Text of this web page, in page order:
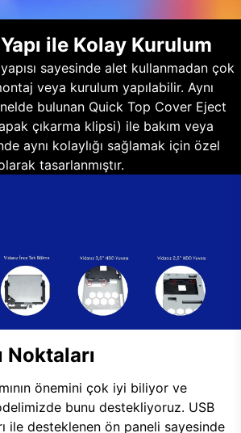
ile Kolay Kurulum
sayesinde alet kullanmadan çok
veya kurulum yapılabilir. Aynı
bulunan Quick Top Cover Eject
çıkarma klipsi) ile bakım veya
aynı kolaylığı sağlamak için özel
tasarlanmıştır.
Noktaları
önemini çok iyi biliyor ve
bunu destekliyoruz. USB
ile desteklenen ön paneli sayesinde